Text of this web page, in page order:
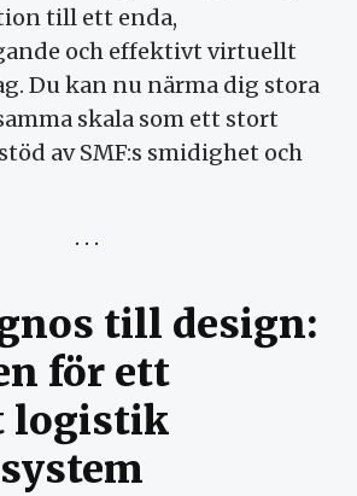
till ett enda,
och effektivt virtuellt
Du kan nu närma dig stora
skala som ett stort
av SMF:s smidighet och
till design:
för ett
logistik